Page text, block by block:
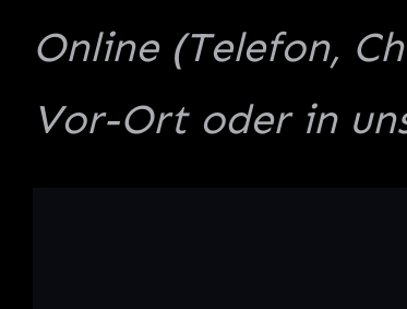
Online (Telefon,
Vor-Ort oder in